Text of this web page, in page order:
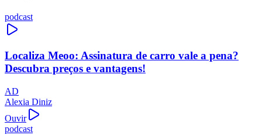
podcast
Localiza Meoo: Assinatura de carro vale a pena?
Descubra preços e vantagens!
AD
Alexia Diniz
Ouvir
podcast